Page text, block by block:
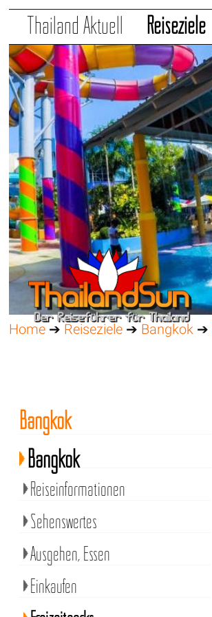
Thailand Aktuell Reiseziele
Home ➔ Reiseziele ➔ Bangkok ➔
Bangkok
Bangkok
Reiseinformationen
Sehenswertes
Ausgehen, Essen
Einkaufen